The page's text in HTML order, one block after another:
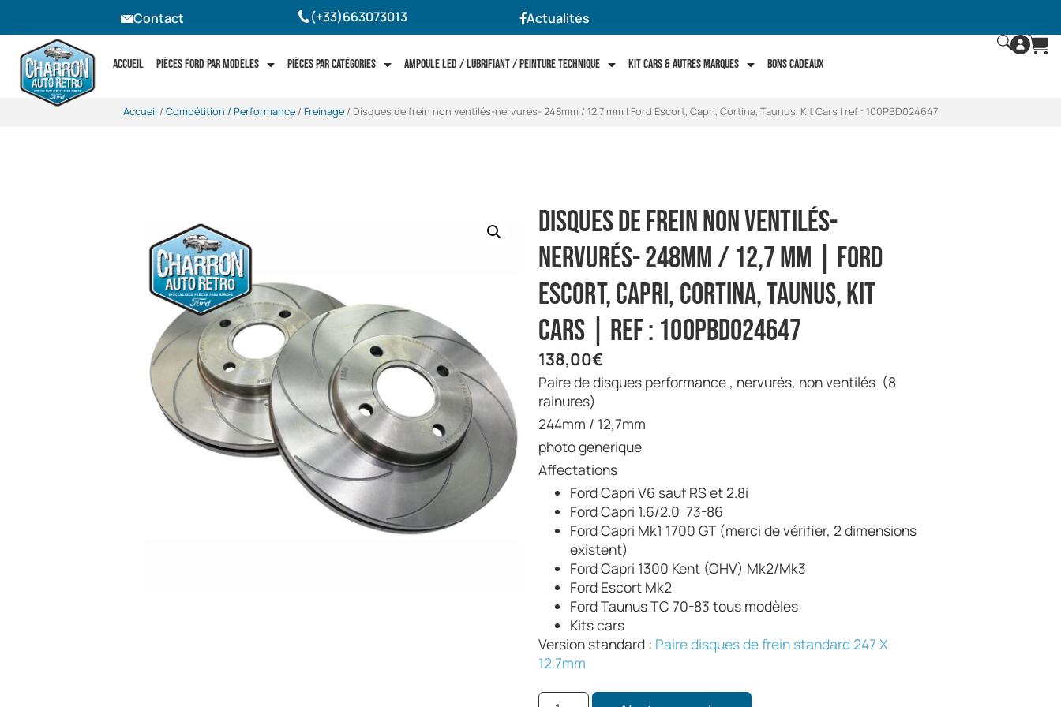
Contact (+33)663073013 Actualités
Accueil Pièces Ford par modèles Pièces par catégories Ampoule LED / Lubrifiant / Peinture technique Kit cars & autres marques Bons Cadeaux
Accueil / Compétition / Performance / Freinage / Disques de frein non ventilés-nervurés- 248mm / 12,7 mm | Ford Escort, Capri, Cortina, Taunus, Kit Cars | ref : 100PBD024647
Disques de frein non ventilés-
nervurés- 248mm / 12,7 mm | Ford
Escort, Capri, Cortina, Taunus, Kit
Cars | ref : 100PBD024647
138,00€
Paire de disques performance , nervurés, non ventilés (8
rainures)
244mm / 12,7mm
photo generique
Affectations
Ford Capri V6 sauf RS et 2.8i
Ford Capri 1.6/2.0 73-86
Ford Capri Mk1 1700 GT (merci de vérifier, 2 dimensions
existent)
Ford Capri 1300 Kent (OHV) Mk2/Mk3
Ford Escort Mk2
Ford Taunus TC 70-83 tous modèles
Kits cars
Version standard : Paire disques de frein standard 247 X
12.7mm